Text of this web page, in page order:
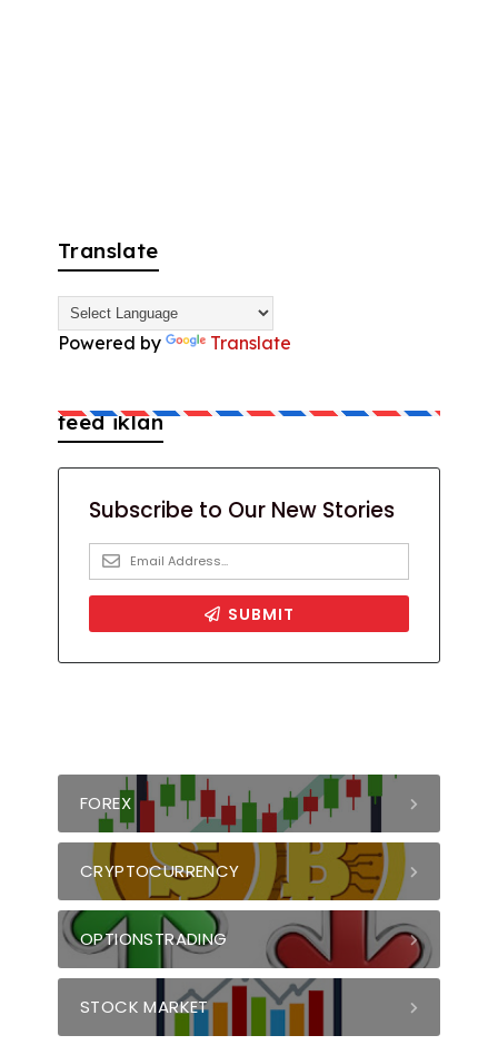
Translate
Powered by Translate
feed iklan
FOREX
CRYPTOCURRENCY
OPTIONSTRADING
STOCK MARKET